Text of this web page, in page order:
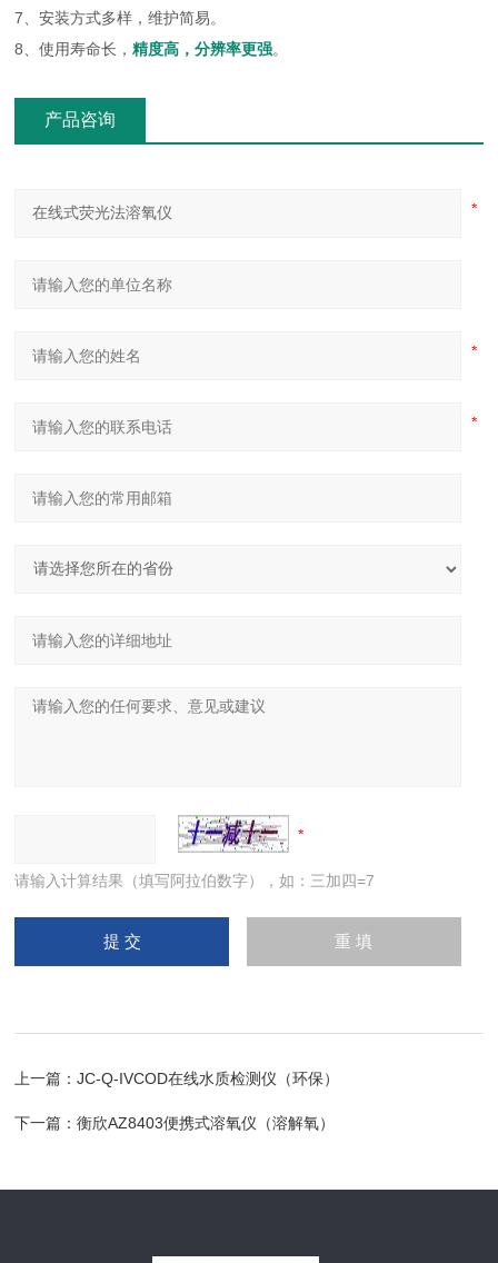
7、安装方式多样，维护简易。
8、使用寿命长，精度高，分辨率更强。
产品咨询
请输入计算结果（填写阿拉伯数字），如：三加四=7
上一篇：JC-Q-IVCOD在线水质检测仪（环保）
下一篇：衡欣AZ8403便携式溶氧仪（溶解氧）